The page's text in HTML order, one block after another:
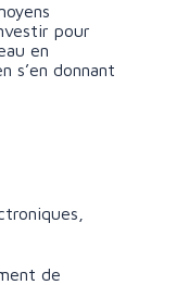
pour
en
s’en donnant
de